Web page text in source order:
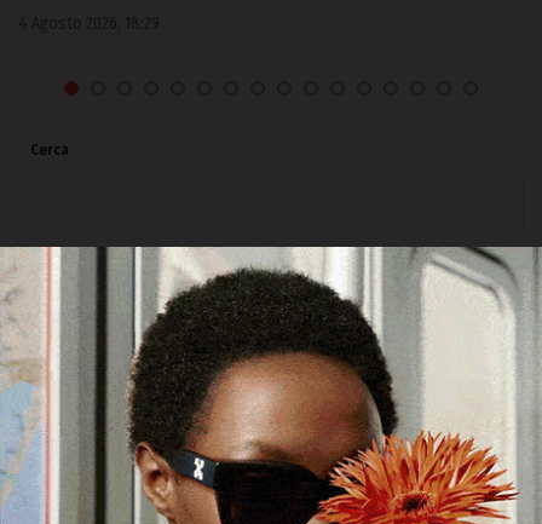
Cerca
Cerca
Facebook
Threads
Instagram
X YouTube